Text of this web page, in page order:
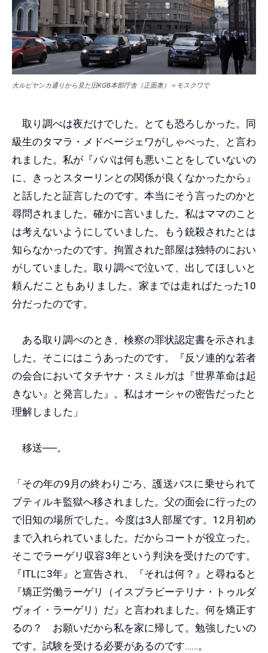
大ルビヤンカ通りから見た旧KGB本部庁舎（正面奥）＝モスクワで
取り調べは夜だけでした。とても恐ろしかった。同
級生のタマラ・メドベージェワがしゃべった、と言わ
れました。私が『パパは何も悪いことをしていないの
に、きっとスターリンとの関係が良くなかったから』
と話したと証言したのです。本当にそう言ったのかと
尋問されました。確かに言いました。私はママのこと
は考えないようにしていました。もう銃殺されたとは
知らなかったのです。拘置された部屋は独特のにおい
がしていました。取り調べで泣いて、出してほしいと
頼んだこともありました。家までは走ればたった10
分だったのです。
ある取り調べのとき、検察の罪状認定書を示されま
した。そこにはこうあったのです。『反ソ連的な若者
の会合においてタチヤナ・スミルガは『世界革命は起
きない』と発言した』。私はオーシャの密告だったと
理解しました」
移送──。
「その年の9月の終わりごろ、護送バスに乗せられて
ブティルキ監獄へ移されました。父の面会に行ったの
で旧知の場所でした。今度は3人部屋です。12月初め
まで入れられていました。だからコートが役立った。
そこでラーゲリ収容3年という判決を受けたのです。
『ITLに3年』と宣告され、『それは何？』と尋ねると
『矯正労働ラーゲリ（イスプラビーテリナ・トゥルダ
ヴォイ・ラーゲリ）だ』と言われました。何を矯正す
るの？ お願いだから私を家に帰して。勉強したいの
です。試験を受ける必要があるのです……。